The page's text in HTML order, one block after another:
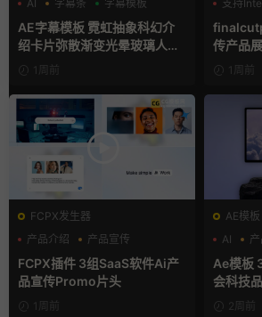
AI
字幕条 字幕模板
AE字幕模板 霓虹抽象科幻介
绍卡片弥散渐变光晕玻璃人名
1周前
支持
传产品
X插件1周前
FCPX发生器
产品介绍
产品宣传
产品展示
FCPX插件 3组SaaS软件Ai产
品宣传Promo片头
1周前
AE模板
AI
Ae模板
会科技
2周前